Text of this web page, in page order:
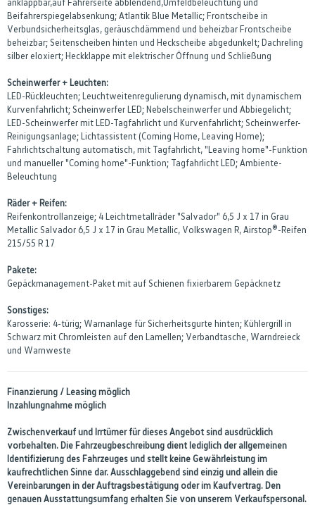
Beifahrerspiegelabsenkung; Atlantik Blue Metallic; Frontscheibe in
Verbundsicherheitsglas, geräuschdämmend und beheizbar Frontscheibe
beheizbar; Seitenscheiben hinten und Heckscheibe abgedunkelt; Dachreling
silber eloxiert; Heckklappe mit elektrischer Öffnung und Schließung
Scheinwerfer + Leuchten:
LED-Rückleuchten; Leuchtweitenregulierung dynamisch, mit dynamischem
Kurvenfahrlicht; Scheinwerfer LED; Nebelscheinwerfer und Abbiegelicht;
LED-Scheinwerfer mit LED-Tagfahrlicht und Kurvenfahrlicht; Scheinwerfer-
Reinigungsanlage; Lichtassistent (Coming Home, Leaving Home);
Fahrlichtschaltung automatisch, mit Tagfahrlicht, "Leaving home"-Funktion
und manueller "Coming home"-Funktion; Tagfahrlicht LED; Ambiente-
Beleuchtung
Räder + Reifen:
Reifenkontrollanzeige; 4 Leichtmetallräder "Salvador" 6,5 J x 17 in Grau
Metallic Salvador 6,5 J x 17 in Grau Metallic, Volkswagen R, Airstop®-Reifen
215/55 R 17
Pakete:
Gepäckmanagement-Paket mit auf Schienen fixierbarem Gepäcknetz
Sonstiges:
Karosserie: 4-türig; Warnanlage für Sicherheitsgurte hinten; Kühlergrill in
Schwarz mit Chromleisten auf den Lamellen; Verbandtasche, Warndreieck
und Warnweste
Finanzierung / Leasing möglich
Inzahlungnahme möglich
Zwischenverkauf und Irrtümer für dieses Angebot sind ausdrücklich
vorbehalten. Die Fahrzeugbeschreibung dient lediglich der allgemeinen
Identifizierung des Fahrzeuges und stellt keine Gewährleistung im
kaufrechtlichen Sinne dar. Ausschlaggebend sind einzig und allein die
Vereinbarungen in der Auftragsbestätigung oder im Kaufvertrag. Den
genauen Ausstattungsumfang erhalten Sie von unserem Verkaufspersonal.